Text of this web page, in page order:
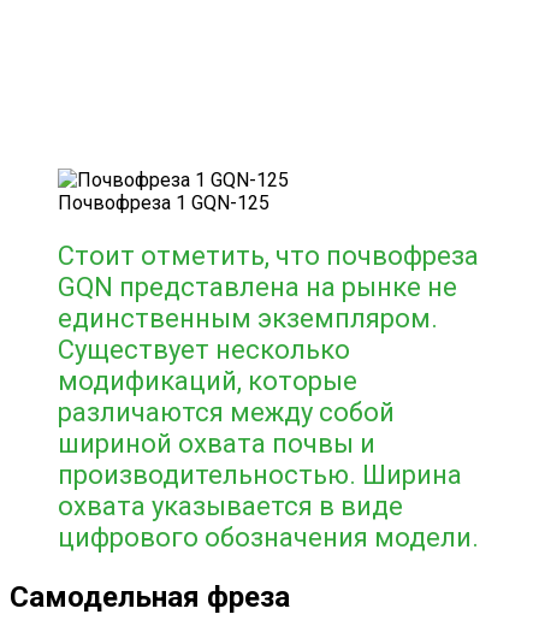
Почвофреза 1 GQN-125
Стоит отметить, что почвофреза
GQN представлена на рынке не
единственным экземпляром.
Существует несколько
модификаций, которые
различаются между собой
шириной охвата почвы и
производительностью. Ширина
охвата указывается в виде
цифрового обозначения модели.
Самодельная фреза